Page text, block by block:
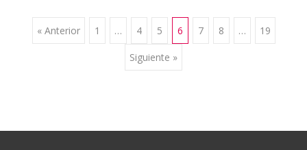
Ir a las entradas
« Anterior 1 … 4 5 6 7 8 … 19
Siguiente »